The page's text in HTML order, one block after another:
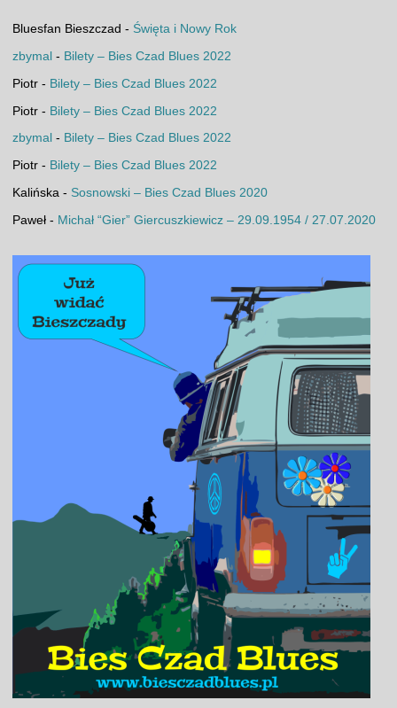
Bluesfan Bieszczad - Święta i Nowy Rok
zbymal - Bilety – Bies Czad Blues 2022
Piotr- Bilety – Bies Czad Blues 2022
Piotr- Bilety – Bies Czad Blues 2022
zbymal - Bilety – Bies Czad Blues 2022
Piotr- Bilety – Bies Czad Blues 2022
Kalińska - Sosnowski – Bies Czad Blues 2020
Paweł- Michał “Gier” Giercuszkiewicz – 29.09.1954 / 27.07.2020